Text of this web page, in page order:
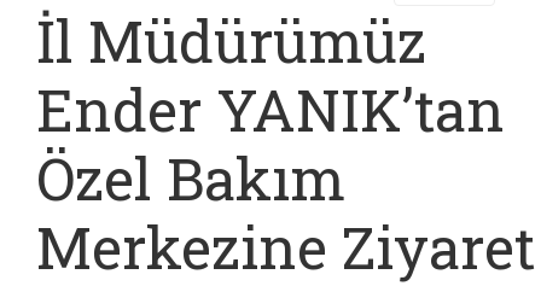
İl Müdürümüz
Ender YANIK’tan
Özel Bakım
Merkezine Ziyaret